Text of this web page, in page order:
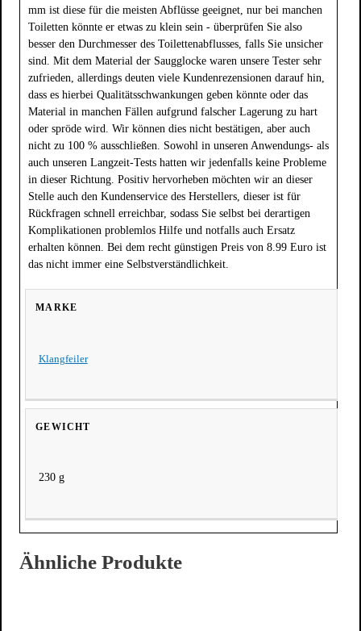
mm ist diese für die meisten Abflüsse geeignet, nur bei manchen
Toiletten könnte er etwas zu klein sein - überprüfen Sie also
besser den Durchmesser des Toilettenabflusses, falls Sie unsicher
sind. Mit dem Material der Saugglocke waren unsere Tester sehr
zufrieden, allerdings deuten viele Kundenrezensionen darauf hin,
dass es hierbei Qualitätsschwankungen geben könnte oder das
Material in manchen Fällen aufgrund falscher Lagerung zu hart
oder spröde wird. Wir können dies nicht bestätigen, aber auch
nicht zu 100 % ausschließen. Sowohl in unseren Anwendungs- als
auch unseren Langzeit-Tests hatten wir jedenfalls keine Probleme
in dieser Richtung. Positiv hervorheben möchten wir an dieser
Stelle auch den Kundenservice des Herstellers, dieser ist für
Rückfragen schnell erreichbar, sodass Sie selbst bei derartigen
Komplikationen problemlos Hilfe und notfalls auch Ersatz
erhalten können. Bei dem recht günstigen Preis von 8.99 Euro ist
das nicht immer eine Selbstverständlichkeit.
MARKE
Klangfeiler
GEWICHT
230 g
Ähnliche Produkte